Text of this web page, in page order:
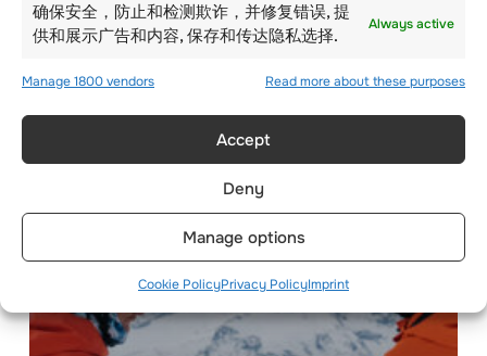
确保安全，防止和检测欺诈，并修复错误, 提
供和展示广告和内容, 保存和传达隐私选择.
Always active
Manage 1800 vendors Read more about these purposes
Accept
Deny
Manage options
Cookie PolicyPrivacy PolicyImprint
瑞士冬令营有哪些特色